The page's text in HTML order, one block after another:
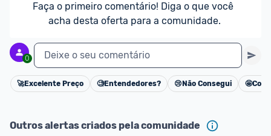
Faça o primeiro comentário! Diga o que você
acha desta oferta para a comunidade.
0 Deixe o seu comentário
Cancelar
🚀Excelente Preço 🧐Entendedores? 😢 Não Consegui 🤩
Outros alertas criados pela comunidade